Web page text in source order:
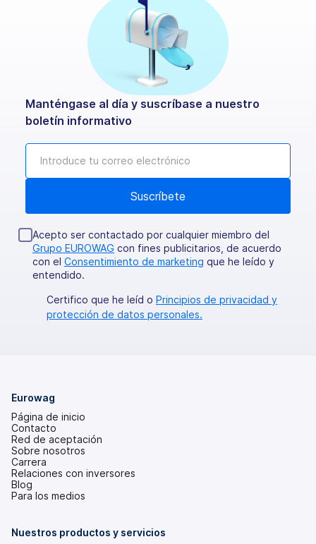
Manténgase al día y suscríbase a nuestro
boletín informativo
Acepto ser contactado por cualquier miembro del
Grupo EUROWAG con fines publicitarios, de acuerdo
con el Consentimiento de marketing que he leído y
entendido.
Certifico que he leíd o Principios de privacidad y
protección de datos personales.
Eurowag
Página de inicio
Contacto
Red de aceptación
Sobre nosotros
Carrera
Relaciones con inversores
(se
abre
pestaña
Blog
Para los medios
Nuestros productos y servicios